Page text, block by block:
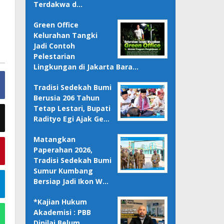
Terdakwa d…
Green Office
Kelurahan Tangki
Jadi Contoh
Pelestarian
Lingkungan di Jakarta Bara…
Tradisi Sedekah Bumi
Berusia 206 Tahun
Tetap Lestari, Bupati
Radityo Egi Ajak Ge…
Matangkan
Paperahan 2026,
Tradisi Sedekah Bumi
Sumur Kumbang
Bersiap Jadi Ikon W…
*Kajian Hukum
Akademisi : PBB